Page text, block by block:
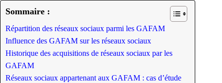
Sommaire :
Répartition des réseaux sociaux parmi les GAFAM
Influence des GAFAM sur les réseaux sociaux
Historique des acquisitions de réseaux sociaux par les
GAFAM
Réseaux sociaux appartenant aux GAFAM : cas d’étude